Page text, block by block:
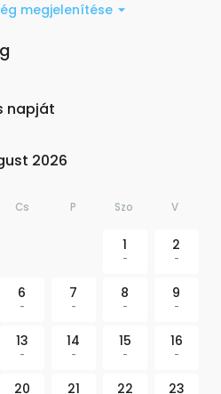
megjelenítése
napját
2026
Cs P Szo V
1
-
2
-
6
-
7
-
8
-
9
-
13
-
14
-
15
-
16
-
20 21 22 23